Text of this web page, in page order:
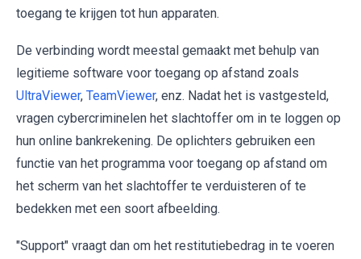
toegang te krijgen tot hun apparaten.
De verbinding wordt meestal gemaakt met behulp van
legitieme software voor toegang op afstand zoals
UltraViewer, TeamViewer, enz. Nadat het is vastgesteld,
vragen cybercriminelen het slachtoffer om in te loggen op
hun online bankrekening. De oplichters gebruiken een
functie van het programma voor toegang op afstand om
het scherm van het slachtoffer te verduisteren of te
bedekken met een soort afbeelding.
"Support" vraagt dan om het restitutiebedrag in te voeren